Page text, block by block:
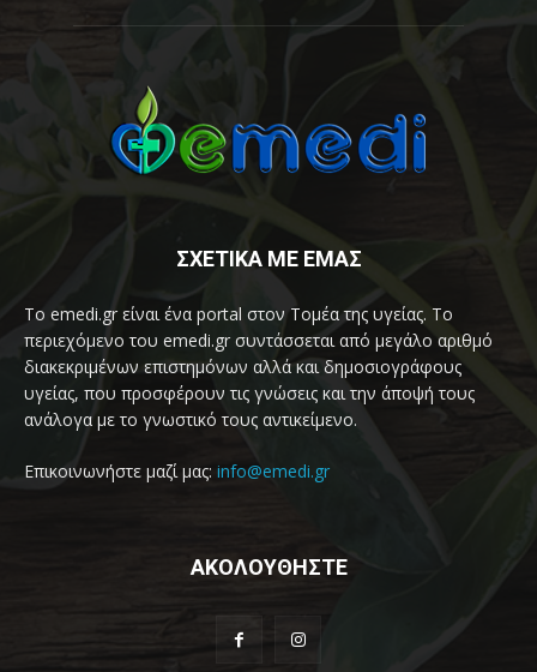
ΣΧΕΤΙΚΑ ΜΕ ΕΜΑΣ
Το emedi.gr είναι ένα portal στον Τομέα της υγείας. Το
περιεχόμενο του emedi.gr συντάσσεται από μεγάλο αριθμό
διακεκριμένων επιστημόνων αλλά και δημοσιογράφους
υγείας, που προσφέρουν τις γνώσεις και την άποψή τους
ανάλογα με το γνωστικό τους αντικείμενο.
Επικοινωνήστε μαζί μας: info@emedi.gr
ΑΚΟΛΟΥΘΗΣΤΕ